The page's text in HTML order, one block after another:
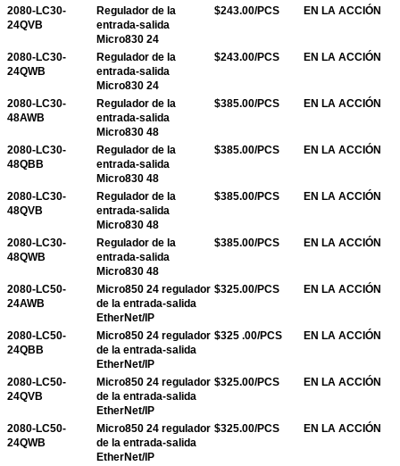
2080-LC30-
24QVB
Regulador de la
entrada-salida
Micro830 24
$243.00/PCS EN LA ACCIÓN
2080-LC30-
24QWB
Regulador de la
entrada-salida
Micro830 24
$243.00/PCS EN LA ACCIÓN
2080-LC30-
48AWB
Regulador de la
entrada-salida
Micro830 48
$385.00/PCS EN LA ACCIÓN
2080-LC30-
48QBB
Regulador de la
entrada-salida
Micro830 48
$385.00/PCS EN LA ACCIÓN
2080-LC30-
48QVB
Regulador de la
entrada-salida
Micro830 48
$385.00/PCS EN LA ACCIÓN
2080-LC30-
48QWB
Regulador de la
entrada-salida
Micro830 48
$385.00/PCS EN LA ACCIÓN
2080-LC50-
24AWB
Micro850 24 regulador
de la entrada-salida
EtherNet/IP
$325.00/PCS EN LA ACCIÓN
2080-LC50-
24QBB
Micro850 24 regulador
de la entrada-salida
EtherNet/IP
$325 .00/PCS EN LA ACCIÓN
2080-LC50-
24QVB
Micro850 24 regulador
de la entrada-salida
EtherNet/IP
$325.00/PCS EN LA ACCIÓN
2080-LC50-
24QWB
Micro850 24 regulador
de la entrada-salida
EtherNet/IP
$325.00/PCS EN LA ACCIÓN